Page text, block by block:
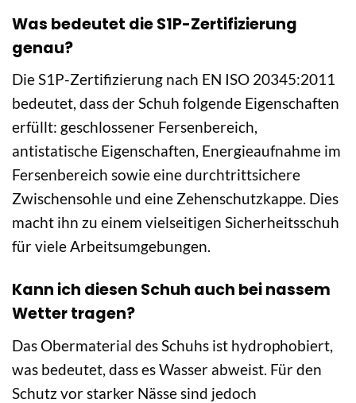
Was bedeutet die S1P-Zertifizierung
genau?
Die S1P-Zertifizierung nach EN ISO 20345:2011
bedeutet, dass der Schuh folgende Eigenschaften
erfüllt: geschlossener Fersenbereich,
antistatische Eigenschaften, Energieaufnahme im
Fersenbereich sowie eine durchtrittsichere
Zwischensohle und eine Zehenschutzkappe. Dies
macht ihn zu einem vielseitigen Sicherheitsschuh
für viele Arbeitsumgebungen.
Kann ich diesen Schuh auch bei nassem
Wetter tragen?
Das Obermaterial des Schuhs ist hydrophobiert,
was bedeutet, dass es Wasser abweist. Für den
Schutz vor starker Nässe sind jedoch